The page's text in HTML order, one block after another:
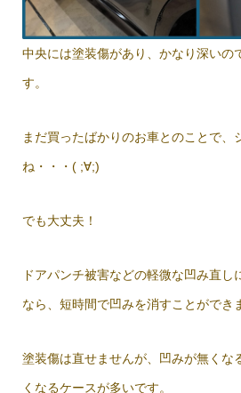
中央には塗装傷があり、かなり深いの
す。
まだ買ったばかりのお車とのことで、
ね・・・( ;∀;)
でも大丈夫！
ドアパンチ被害などの軽微な凹み直し
なら、短時間で凹みを消すことができ
塗装傷は直せませんが、凹みが無くな
くなるケースが多いです。